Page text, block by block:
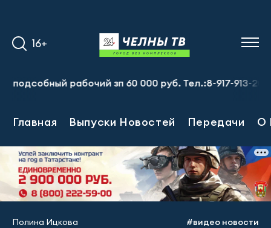
16+
рабочий зп 60 000 руб. Тел.:8-917-913-20-71
Главная Выпуски Новостей Передачи О
Полина Ицкова #видео новости